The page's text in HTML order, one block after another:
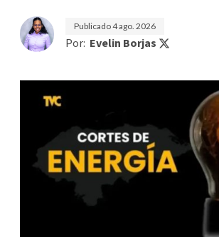
Publicado4 ago. 2026
Por: Evelin Borjas